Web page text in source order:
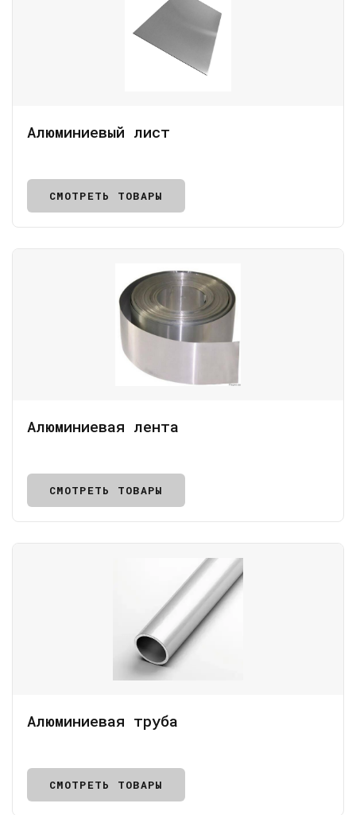
Алюминиевый лист
СМОТРЕТЬ ТОВАРЫ
Алюминиевая лента
СМОТРЕТЬ ТОВАРЫ
Алюминиевая труба
СМОТРЕТЬ ТОВАРЫ